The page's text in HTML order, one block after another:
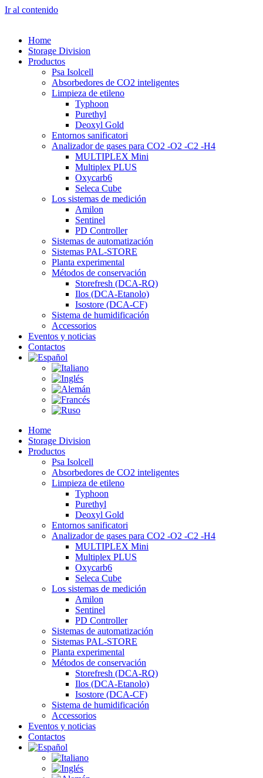
Ir al contenido
Home
Storage Division
Productos
Psa Isolcell
Absorbedores de CO2 inteligentes
Limpieza de etileno
Typhoon
Purethyl
Deoxyl Gold
Entornos sanificatori
Analizador de gases para CO2 -O2 -C2 -H4
MULTIPLEX Mini
Multiplex PLUS
Oxycarb6
Seleca Cube
Los sistemas de medición
Amilon
Sentinel
PD Controller
Sistemas de automatización
Sistemas PAL-STORE
Planta experimental
Métodos de conservación
Storefresh (DCA-RQ)
Ilos (DCA-Etanolo)
Isostore (DCA-CF)
Sistema de humidificación
Accessorios
Eventos y noticias
Contactos
Home
Storage Division
Productos
Psa Isolcell
Absorbedores de CO2 inteligentes
Limpieza de etileno
Typhoon
Purethyl
Deoxyl Gold
Entornos sanificatori
Analizador de gases para CO2 -O2 -C2 -H4
MULTIPLEX Mini
Multiplex PLUS
Oxycarb6
Seleca Cube
Los sistemas de medición
Amilon
Sentinel
PD Controller
Sistemas de automatización
Sistemas PAL-STORE
Planta experimental
Métodos de conservación
Storefresh (DCA-RQ)
Ilos (DCA-Etanolo)
Isostore (DCA-CF)
Sistema de humidificación
Accessorios
Eventos y noticias
Contactos